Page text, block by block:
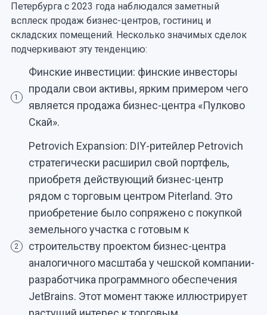
Петербурга с 2023 года наблюдался заметный
всплеск продаж бизнес-центров, гостиниц и
складских помещений. Несколько значимых сделок
подчеркивают эту тенденцию:
1
Финские инвестиции: финские инвесторы
продали свои активы, ярким примером чего
является продажа бизнес-центра «Пулково
Скай».
2
Petrovich Expansion: DIY-ритейлер Petrovich
стратегически расширил свой портфель,
приобретя действующий бизнес-центр
рядом с торговым центром Piterland. Это
приобретение было сопряжено с покупкой
земельного участка с готовым к
строительству проектом бизнес-центра
аналогичного масштаба у чешской компании-
разработчика программного обеспечения
JetBrains. Этот момент также иллюстрирует